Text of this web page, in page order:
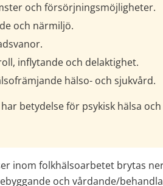
och försörjningsmöjligheter.
och närmiljö.
inflytande och delaktighet.
hälso- och sjukvård.
betydelse för psykisk hälsa
inom folkhälsoarbetet brytas
och vårdande/